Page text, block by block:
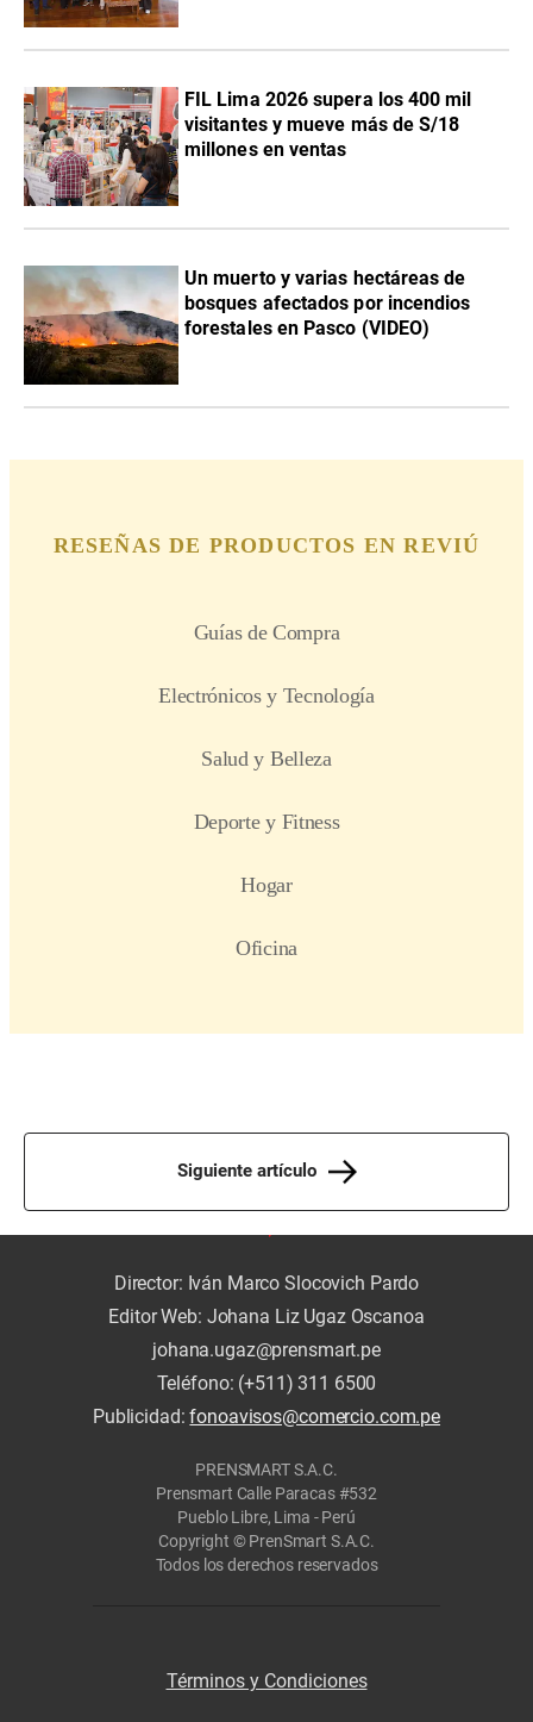
FIL Lima 2026 supera los 400 mil
visitantes y mueve más de S/18
millones en ventas
Un muerto y varias hectáreas de
bosques afectados por incendios
forestales en Pasco (VIDEO)
Siguiente artículo
Director: Iván Marco Slocovich Pardo
Editor Web: Johana Liz Ugaz Oscanoa
johana.ugaz@prensmart.pe
Teléfono: (+511) 311 6500
Publicidad:fonoavisos@comercio.com.pe
PRENSMART S.A.C.
Prensmart Calle Paracas #532
Pueblo Libre, Lima - Perú
Copyright © PrenSmart S.A.C.
Todos los derechos reservados
Términos y Condiciones